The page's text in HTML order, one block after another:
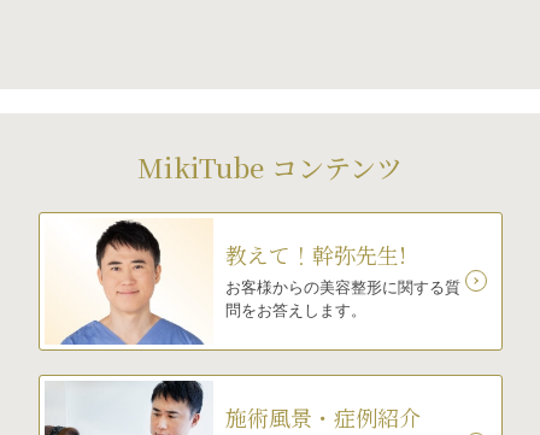
MikiTube コンテンツ
教えて！幹弥先生!
お客様からの美容整形に関する質
問をお答えします。
施術風景・症例紹介